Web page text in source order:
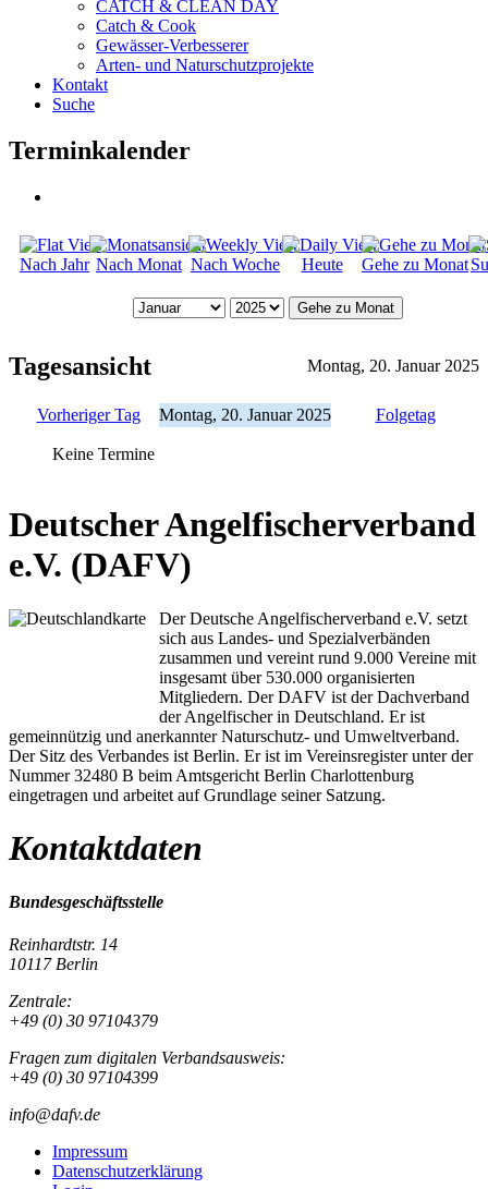
CATCH & CLEAN DAY
Catch & Cook
Gewässer-Verbesserer
Arten- und Naturschutzprojekte
Kontakt
Suche
Terminkalender
Nach Jahr Nach Monat Nach Woche Heute Gehe zu Monat
Gehe zu Monat
Tagesansicht Montag, 20. Januar 2025
Vorheriger Tag Montag, 20. Januar 2025 Folgetag
Keine Termine
Deutscher Angelfischerverband
e.V. (DAFV)
Der Deutsche Angelfischerverband e.V. setzt
sich aus Landes- und Spezialverbänden
zusammen und vereint rund 9.000 Vereine mit
insgesamt über 530.000 organisierten
Mitgliedern. Der DAFV ist der Dachverband
der Angelfischer in Deutschland. Er ist
gemeinnützig und anerkannter Naturschutz- und Umweltverband.
Der Sitz des Verbandes ist Berlin. Er ist im Vereinsregister unter der
Nummer 32480 B beim Amtsgericht Berlin Charlottenburg
eingetragen und arbeitet auf Grundlage seiner Satzung.
Kontaktdaten
Bundesgeschäftsstelle
Reinhardtstr. 14
10117 Berlin
Zentrale:
+49 (0) 30 97104379
Fragen zum digitalen Verbandsausweis:
+49 (0) 30 97104399
info@dafv.de
Impressum
Datenschutzerklärung